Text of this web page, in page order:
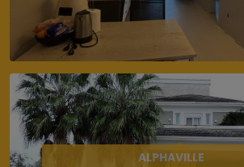
ALPHAVILLE